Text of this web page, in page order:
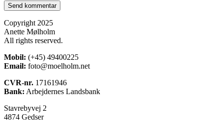
Copyright 2025
Anette Mølholm
All rights reserved.
Mobil: (+45) 49400225
Email: foto@moelholm.net
CVR-nr. 17161946
Bank: Arbejdernes Landsbank
Stavrebyvej 2
4874 Gedser